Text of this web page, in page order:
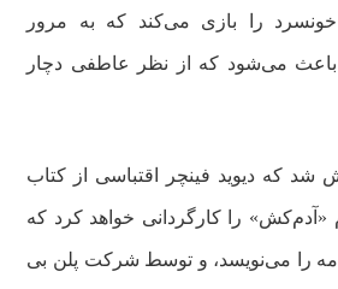
را بازی می‌کند که به مرور
باعث می‌شود که از نظر عاطفی دچار
2007، گزارش شد که دیوید فینچر اقتباسی از کتاب
«آدم‌کش» را کارگردانی خواهد کرد که
را می‌نویسد، و توسط شرکت پلن بی